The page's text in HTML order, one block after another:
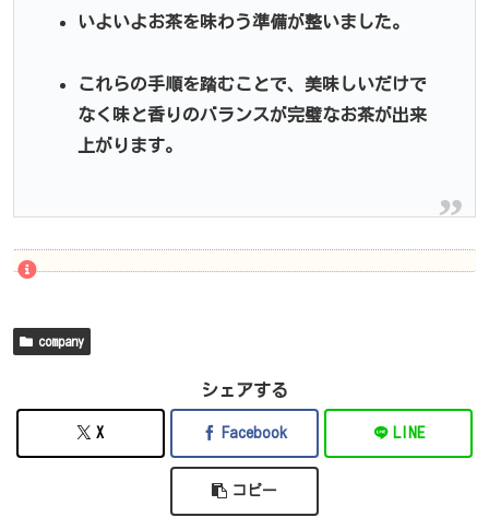
いよいよお茶を味わう準備が整いました。
これらの手順を踏むことで、美味しいだけで
なく味と香りのバランスが完璧なお茶が出来
上がります。
company
シェアする
X Facebook LINE
コピー